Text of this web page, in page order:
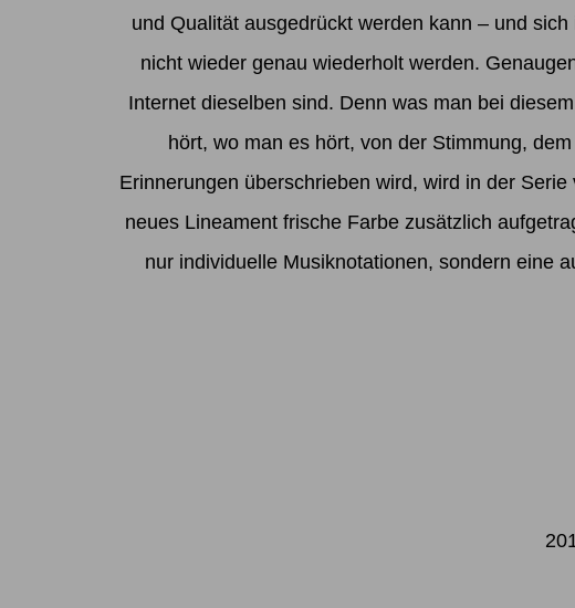
und Qualität ausgedrückt werden kann – und
nicht wieder genau wiederholt werden.
Internet dieselben sind. Denn was man bei
hört, wo man es hört, von der Stimmung,
Erinnerungen überschrieben wird, wird in der
neues Lineament frische Farbe zusätzlich
nur individuelle Musiknotationen, sondern eine